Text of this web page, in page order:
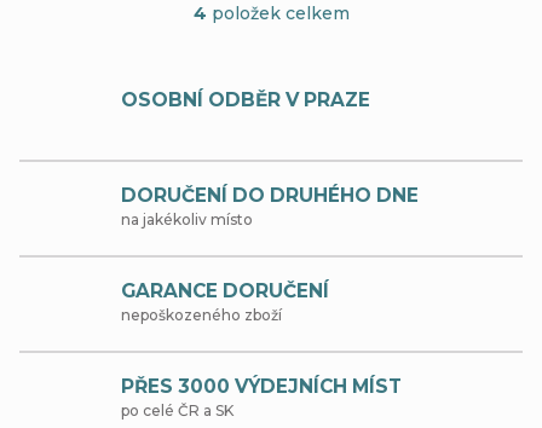
l
d
í
p
r
4 položek celkem
OSOBNÍ ODBĚR V PRAZE
DORUČENÍ DO DRUHÉHO DNE
na jakékoliv místo
GARANCE DORUČENÍ
nepoškozeného zboží
PŘES 3000 VÝDEJNÍCH MÍST
po celé ČR a SK